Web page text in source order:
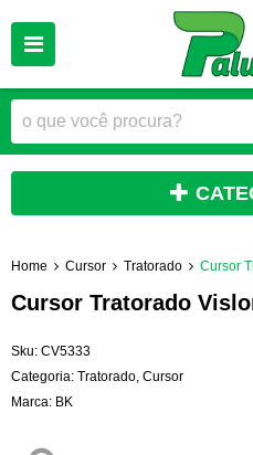
Home Cursor Tratorado Cursor
Cursor Tratorado
Sku: CV5333
Categoria: Tratorado Cursor
Marca: BK